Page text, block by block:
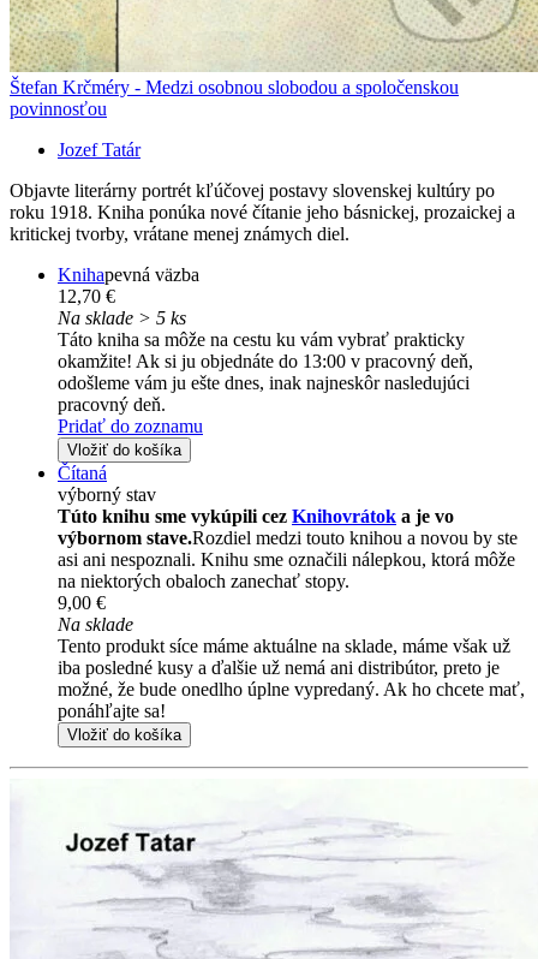
Štefan Krčméry - Medzi osobnou slobodou a spoločenskou
povinnosťou
Jozef Tatár
Objavte literárny portrét kľúčovej postavy slovenskej kultúry po
roku 1918. Kniha ponúka nové čítanie jeho básnickej, prozaickej a
kritickej tvorby, vrátane menej známych diel.
Knihapevná väzba
12,70 €
Na sklade > 5 ks
Táto kniha sa môže na cestu ku vám vybrať prakticky
okamžite! Ak si ju objednáte do 13:00 v pracovný deň,
odošleme vám ju ešte dnes, inak najneskôr nasledujúci
pracovný deň.
Pridať do zoznamu
Vložiť do košíka
Čítaná
výborný stav
Túto knihu sme vykúpili cez Knihovrátok a je vo
výbornom stave.Rozdiel medzi touto knihou a novou by ste
asi ani nespoznali. Knihu sme označili nálepkou, ktorá môže
na niektorých obaloch zanechať stopy.
9,00 €
Na sklade
Tento produkt síce máme aktuálne na sklade, máme však už
iba posledné kusy a ďalšie už nemá ani distribútor, preto je
možné, že bude onedlho úplne vypredaný. Ak ho chcete mať,
ponáhľajte sa!
Vložiť do košíka